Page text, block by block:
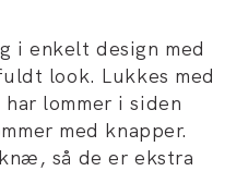
i enkelt design med
look. Lukkes med
lommer i siden
med knapper.
så de er ekstra